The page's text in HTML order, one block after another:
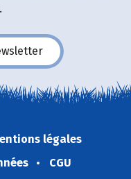
légales
CGU